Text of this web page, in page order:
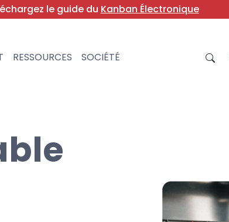
le guide du Kanban Électronique
RESSOURCES SOCIÉTÉ